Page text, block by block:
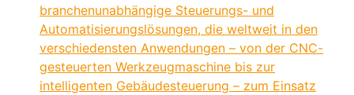
branchenunabhängige Steuerungs- und
Automatisierungslösungen, die weltweit in den
verschiedensten Anwendungen – von der CNC-
gesteuerten Werkzeugmaschine bis zur
intelligenten Gebäudesteuerung – zum Einsatz